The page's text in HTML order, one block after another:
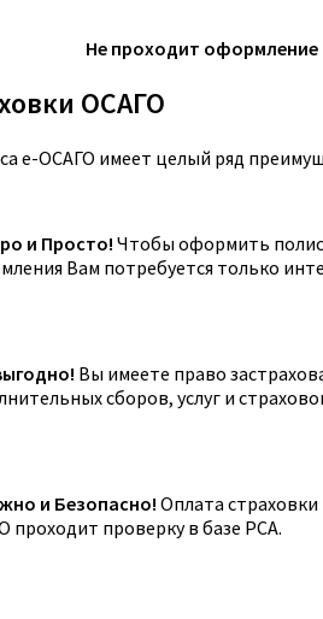
Не проходит оформление
ОСАГО
е-ОСАГО имеет целый ряд
и Просто! Чтобы оформить полис
Вам потребуется только
Вы имеете право
сборов, услуг и
и Безопасно! Оплата
проходит проверку в базе РСА.